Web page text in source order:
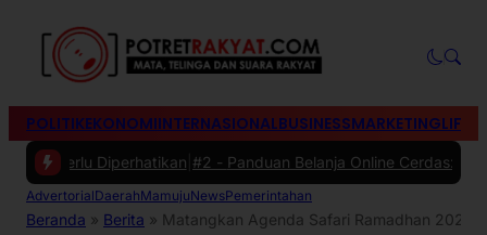
POLITIKEKONOMIINTERNASIONALBUSINESSMARKETING
Diperhatikan|#2 -Panduan Belanja Online Cerdas: Pilih Produk
AdvertorialDaerahMamujuNewsPemerintahan
Beranda » Berita » Matangkan Agenda Safari Ramadhan 2026,